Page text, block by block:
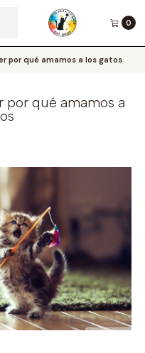
0
DE LOS MICHIS Read more
por qué amamos a los gatos
por qué amamos a